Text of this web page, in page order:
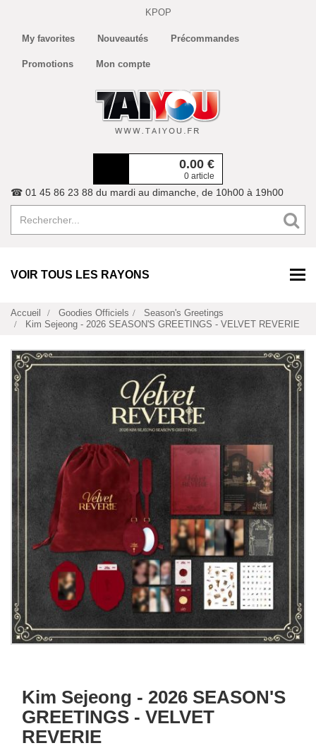
KPOP
My favorites Nouveautés Précommandes
Promotions Mon compte
0.00 €
0 article
☎ 01 45 86 23 88 du mardi au dimanche, de 10h00 à 19h00
VOIR TOUS LES RAYONS
Accueil Goodies Officiels
Season's Greetings
Kim Sejeong - 2026 SEASON'S GREETINGS - VELVET REVERIE
Kim Sejeong - 2026 SEASON'S
GREETINGS - VELVET
REVERIE